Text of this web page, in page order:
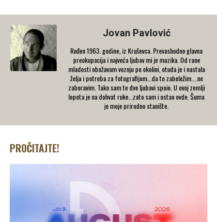
Jovan Pavlović
Rođen 1963. godine, iz Kruševca. Prevashodno glavna
preokupacija i najveća ljubav mi je muzika. Od rane
mladosti obožavam voznju po okolini, otuda je i nastala
želja i potreba za fotografijom...da to zabeležim....ne
zaboravim. Tako sam te dve ljubavi spoio. U ovoj zemlji
lepota je na dohvat ruke...zato sam i ostao ovde. Šuma
je moje prirodno stanište.
PROČITAJTE!